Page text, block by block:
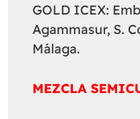
GOLD ICEX:
Agammasur, S.
Málaga.
MEZCLA